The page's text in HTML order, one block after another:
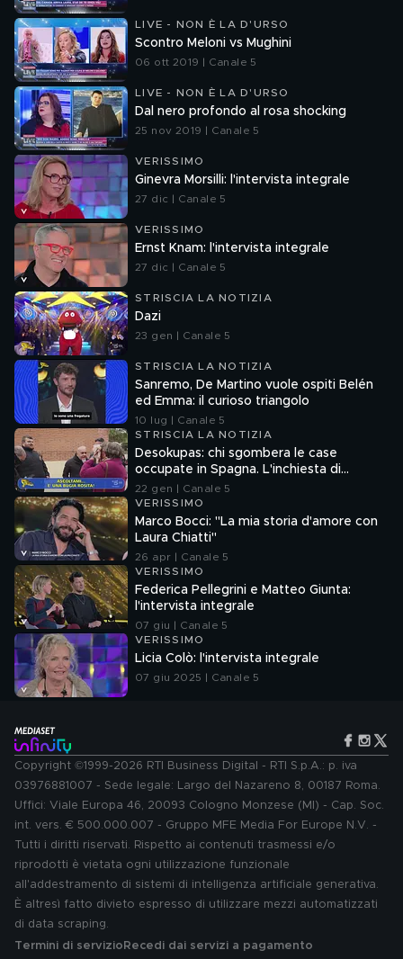
LIVE - NON È LA D'URSO
Scontro Meloni vs Mughini
06 ott 2019 | Canale 5
LIVE - NON È LA D'URSO
Dal nero profondo al rosa shocking
25 nov 2019 | Canale 5
VERISSIMO
Ginevra Morsilli: l'intervista integrale
27 dic | Canale 5
VERISSIMO
Ernst Knam: l'intervista integrale
27 dic | Canale 5
STRISCIA LA NOTIZIA
Dazi
23 gen | Canale 5
STRISCIA LA NOTIZIA
Sanremo, De Martino vuole ospiti Belén
ed Emma: il curioso triangolo
10 lug | Canale 5
STRISCIA LA NOTIZIA
Desokupas: chi sgombera le case
occupate in Spagna. L'inchiesta di
Francesco Mazza
22 gen | Canale 5
VERISSIMO
Marco Bocci: "La mia storia d'amore con
Laura Chiatti"
26 apr | Canale 5
VERISSIMO
Federica Pellegrini e Matteo Giunta:
l'intervista integrale
07 giu | Canale 5
VERISSIMO
Licia Colò: l'intervista integrale
07 giu 2025 | Canale 5
Copyright ©1999-2026 RTI Business Digital - RTI S.p.A.: p. iva
03976881007 - Sede legale: Largo del Nazareno 8, 00187 Roma.
Uffici: Viale Europa 46, 20093 Cologno Monzese (MI) - Cap. Soc.
int. vers. € 500.000.007 - Gruppo MFE Media For Europe N.V. -
Tutti i diritti riservati. Rispetto ai contenuti trasmessi e/o
riprodotti è vietata ogni utilizzazione funzionale
all'addestramento di sistemi di intelligenza artificiale generativa.
È altresì fatto divieto espresso di utilizzare mezzi automatizzati
di data scraping.
Termini di servizio Recedi dai servizi a pagamento